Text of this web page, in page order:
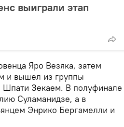
выиграли этап
Яро Везяка, затем
и вышел из группы
Шпати Зекаем. В полуфинале
Суламанидзе, а в
Энрико Бергамелли и